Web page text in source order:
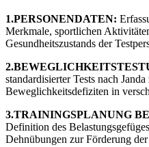
1.PERSONENDATEN:
Merkmale, sportlichen
Gesundheitszustands der
standardisierter Tests nach
Beweglichkeitsdefiziten in
3.TRAININGSPLANUNG
Definition des
Dehnübungen zur Förderung